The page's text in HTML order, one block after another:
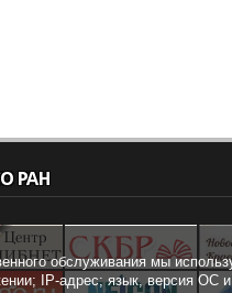
обслуживания мы
IP-адрес; язык, версия ОС и